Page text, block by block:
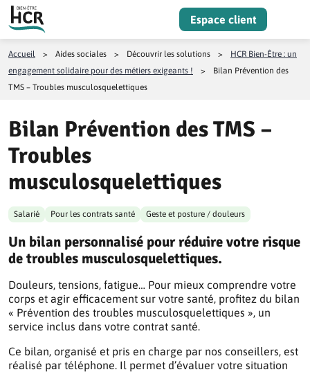
Aller au contenu
Espace client
Accueil > Aides sociales > Découvrir les solutions >
HCR Bien-Être : un
engagement solidaire pour des métiers exigeants !
>
Bilan Prévention des
TMS – Troubles musculosquelettiques
Bilan Prévention des TMS –
Troubles
musculosquelettiques
Salarié Pour les contrats santé Geste et posture / douleurs
Un bilan personnalisé pour réduire votre risque
de troubles musculosquelettiques.
Douleurs, tensions, fatigue… Pour mieux comprendre votre
corps et agir efficacement sur votre santé, profitez du bilan
« Prévention des troubles musculosquelettiques », un
service inclus dans votre contrat santé.
Ce bilan, organisé et pris en charge par nos conseillers, est
réalisé par téléphone. Il permet d’évaluer votre situation